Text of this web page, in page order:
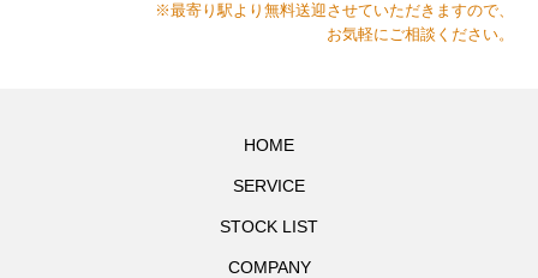
※最寄り駅より無料送迎させていただきますので、
お気軽にご相談ください。
HOME
SERVICE
STOCK LIST
COMPANY